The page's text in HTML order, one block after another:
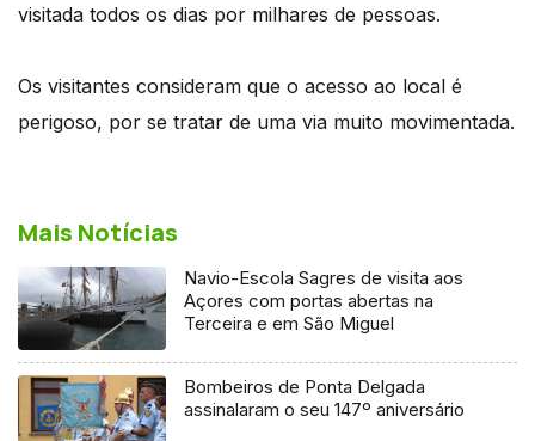
visitada todos os dias por milhares de pessoas.
Os visitantes consideram que o acesso ao local é
perigoso, por se tratar de uma via muito movimentada.
Mais Notícias
Navio-Escola Sagres de visita aos
Açores com portas abertas na
Terceira e em São Miguel
Bombeiros de Ponta Delgada
assinalaram o seu 147º aniversário